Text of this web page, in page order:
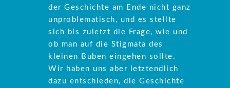
der Geschichte am Ende nicht ganz
unproblematisch, und es stellte
sich bis zuletzt die Frage, wie und
ob man auf die Stigmata des
kleinen Buben eingehen sollte.
Wir haben uns aber letztendlich
dazu entschieden, die Geschichte